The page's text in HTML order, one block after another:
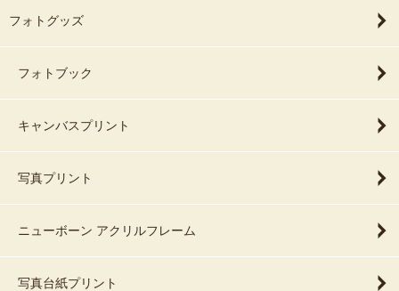
フォトグッズ
フォトブック
キャンバスプリント
写真プリント
ニューボーン アクリルフレーム
写真台紙プリント